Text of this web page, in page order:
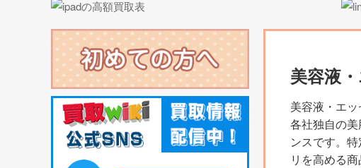
美容液
美容液・エ
各社独自の
ンスです。
リを高める